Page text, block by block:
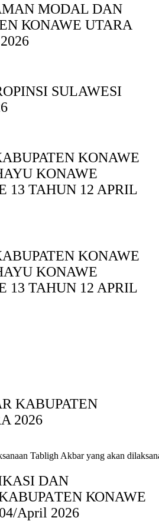
MODAL DAN
ΚΟNAWE UTARA
SULAWESI
KONAWE
KONAWE
13 TAHUN 12 APRIL
KONAWE
KONAWE
13 TAHUN 12 APRIL
KABUPATEN
2026
Tabligh Akbar yang akan
DAN
ΚΟNAWE
April 2026